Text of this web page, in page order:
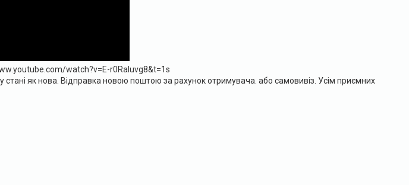
watch?v=E-r0Raluvg8&t=1s
як нова. Відправка новою поштою за рахунок отримувача. або самовивіз. Усім приємних